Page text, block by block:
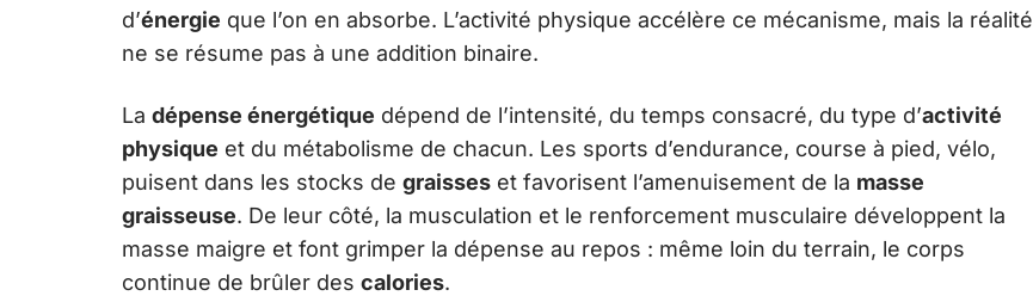
d’énergie que l’on en absorbe. L’activité physique accélère ce mécanisme, mais la réalité
ne se résume pas à une addition binaire.
La dépense énergétique dépend de l’intensité, du temps consacré, du type d’activité
physique et du métabolisme de chacun. Les sports d’endurance, course à pied, vélo,
puisent dans les stocks de graisses et favorisent l’amenuisement de la masse
graisseuse. De leur côté, la musculation et le renforcement musculaire développent la
masse maigre et font grimper la dépense au repos : même loin du terrain, le corps
continue de brûler des calories.